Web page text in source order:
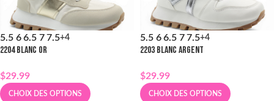
5.5 6 6.5 7 7.5+4
2204 BLANC OR
$29.99
CHOIX DES OPTIONS
5.5 6 6.5 7 7.5+4
2203 BLANC ARGENT
$29.99
CHOIX DES OPTIONS